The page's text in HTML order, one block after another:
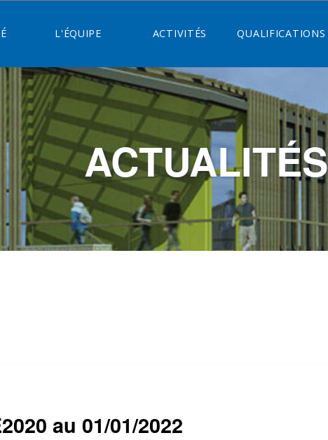
L'ÉQUIPE ACTIVITÉS QUALIFICATIONS
ACTUALITÉS
au 01/01/2022